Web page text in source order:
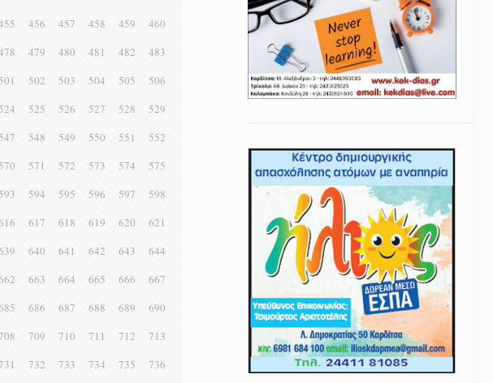
456 457 458 459
460
479 480 481 482
483
502 503 504 505
506
525 526 527 528
529
548 549 550 551
552
571 572 573 574
575
594 595 596 597
598
617 618 619 620
621
640 641 642 643
644
663 664 665 666
667
686 687 688 689
690
709 710 711 712
713
732 733 734 735 736